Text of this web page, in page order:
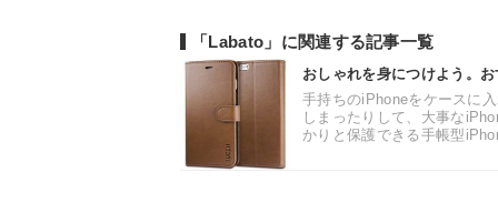
「Labato」に関連する記事一覧
おしゃれを身につけよう。
手持ちのiPhoneをケースに
しまったりして、大事な
かりと保護できる手帳型